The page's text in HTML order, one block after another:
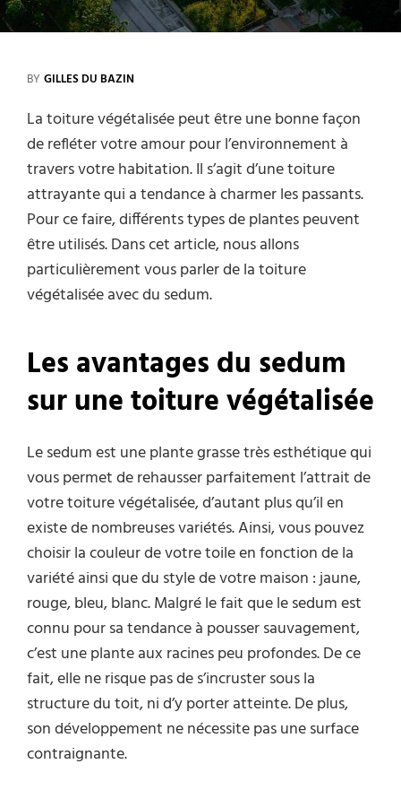
BY GILLES DU BAZIN
La toiture végétalisée peut être une bonne façon
de refléter votre amour pour l’environnement à
travers votre habitation. Il s’agit d’une toiture
attrayante qui a tendance à charmer les passants.
Pour ce faire, différents types de plantes peuvent
être utilisés. Dans cet article, nous allons
particulièrement vous parler de la toiture
végétalisée avec du sedum.
Les avantages du sedum
sur une toiture végétalisée
Le sedum est une plante grasse très esthétique qui
vous permet de rehausser parfaitement l’attrait de
votre toiture végétalisée, d’autant plus qu’il en
existe de nombreuses variétés. Ainsi, vous pouvez
choisir la couleur de votre toile en fonction de la
variété ainsi que du style de votre maison : jaune,
rouge, bleu, blanc. Malgré le fait que le sedum est
connu pour sa tendance à pousser sauvagement,
c’est une plante aux racines peu profondes. De ce
fait, elle ne risque pas de s’incruster sous la
structure du toit, ni d’y porter atteinte. De plus,
son développement ne nécessite pas une surface
contraignante.